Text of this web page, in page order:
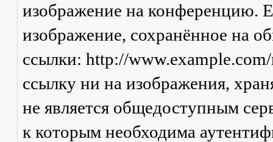
изображение на конференцию.
изображение, сохранённое на
ссылки: http://
ссылку ни на изображения,
не является общедоступным
к которым необходима